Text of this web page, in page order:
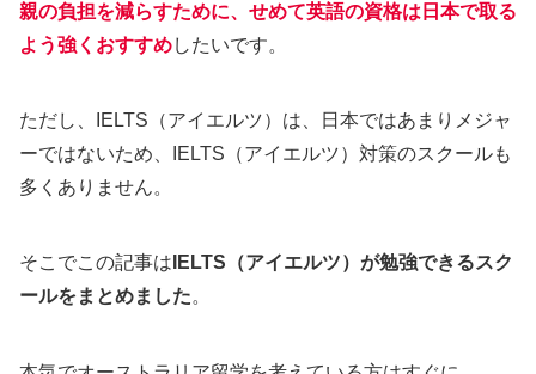
親の負担を減らすために、せめて英語の資格は日本で取る
よう強くおすすめしたいです。
ただし、IELTS（アイエルツ）は、日本ではあまりメジャ
ーではないため、IELTS（アイエルツ）対策のスクールも
多くありません。
そこでこの記事は IELTS（アイエルツ）が勉強できるスク
ールをまとめました。